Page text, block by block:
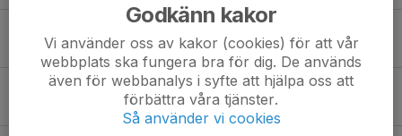
29 jul, 20:22
2 jul, 19:16
Godkänn kakor
Vi använder oss av kakor (cookies) för att vår
webbplats ska fungera bra för dig. De används
även för webbanalys i syfte att hjälpa oss att
förbättra våra tjänster.
Så använder vi cookies